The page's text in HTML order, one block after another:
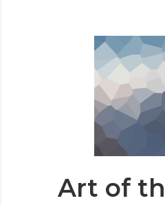
Art of